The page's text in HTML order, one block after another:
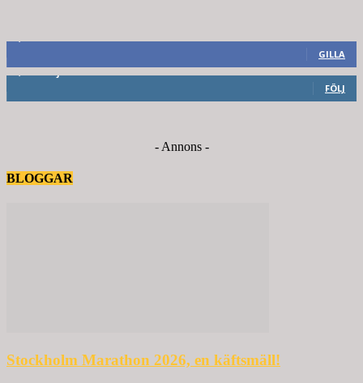
GILLA
FÖLJ
- Annons -
BLOGGAR
Stockholm Marathon 2026, en käftsmäll!